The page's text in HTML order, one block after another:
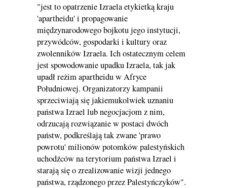
"jest to opatrzenie Izraela etykietką kraju
'apartheidu' i propagowanie
międzynarodowego bojkotu jego instytucji,
przywódców, gospodarki i kultury oraz
zwolenników Izraela. Ich ostatecznym celem
jest spowodowanie upadku Izraela, tak jak
upadł reżim apartheidu w Afryce
Południowej. Organizatorzy kampanii
sprzeciwiają się jakiemukolwiek uznaniu
państwa Izrael lub negocjacjom z nim,
odrzucają rozwiązanie w postaci dwóch
państw, podkreślają tak zwane 'prawo
powrotu' milionów potomków palestyńskich
uchodźców na terytorium państwa Izrael i
starają się o zrealizowanie wizji jednego
państwa, rządzonego przez Palestyńczyków".